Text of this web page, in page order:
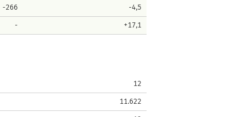
-266 -4,5
- +17,1
12
11.622